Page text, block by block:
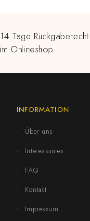
14 Tage Rückgaberecht
im Onlineshop
INFORMATION
Über uns
Interessantes
FAQ
Kontakt
Impressum